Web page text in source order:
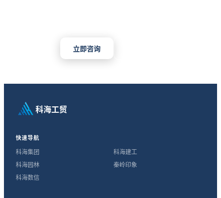
立即咨询
科海工贸
快速导航
科海集团
科海建工
科海园林
秦岭印象
科海数信